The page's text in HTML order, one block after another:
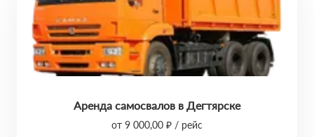
Аренда самосвалов в Дегтярске
от 9 000,00 ₽ / рейс